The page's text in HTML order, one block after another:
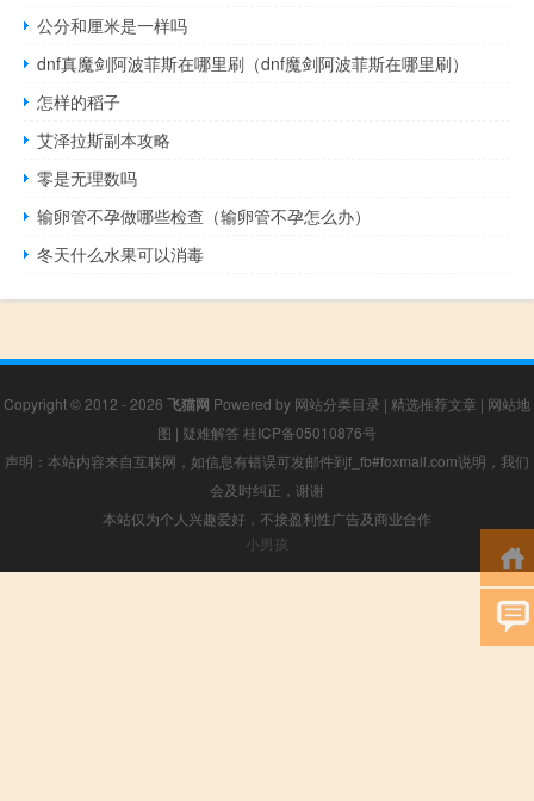
公分和厘米是一样吗
dnf真魔剑阿波菲斯在哪里刷（dnf魔剑阿波菲斯在哪里刷）
怎样的稻子
艾泽拉斯副本攻略
零是无理数吗
输卵管不孕做哪些检查（输卵管不孕怎么办）
冬天什么水果可以消毒
Copyright © 2012 - 2026 飞猫网 Powered by 网站分类目录 | 精选推荐文章 | 网站地
图 | 疑难解答 桂ICP备05010876号
声明：本站内容来自互联网，如信息有错误可发邮件到f_fb#foxmail.com说明，我们
会及时纠正，谢谢
本站仅为个人兴趣爱好，不接盈利性广告及商业合作
小男孩